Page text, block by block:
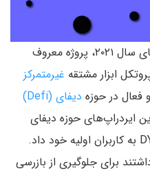
یکی دیگر از بزرگ ترین ایردراپ های سال ۲۰۲۱، پروژه معروف
ابزار مشتقه غیرمتمرکز
فعال در حوزه دیفای (Defi)
ایردراپ‌های حوزه دیفای
بیش از یک میلیارد دلار توکن DYDX به کاربران اولیه خود داد.
برای جلوگیری از بازرسی